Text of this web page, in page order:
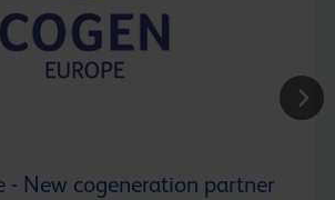
- New cogeneration partner